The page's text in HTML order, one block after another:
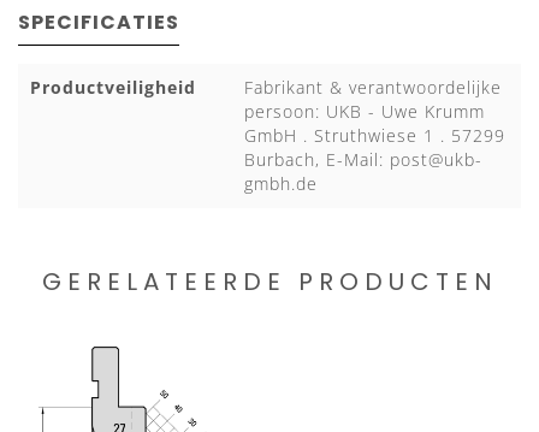
SPECIFICATIES
Productveiligheid
Fabrikant & verantwoordelijke
persoon: UKB - Uwe Krumm
GmbH . Struthwiese 1 . 57299
Burbach, E-Mail: post@ukb-
gmbh.de
GERELATEERDE PRODUCTEN